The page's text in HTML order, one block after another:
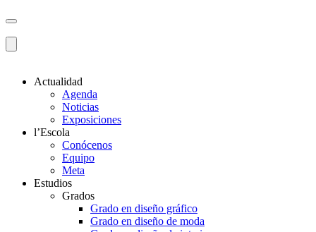
Actualidad
Agenda
Noticias
Exposiciones
l’Escola
Conócenos
Equipo
Meta
Estudios
Grados
Grado en diseño gráfico
Grado en diseño de moda